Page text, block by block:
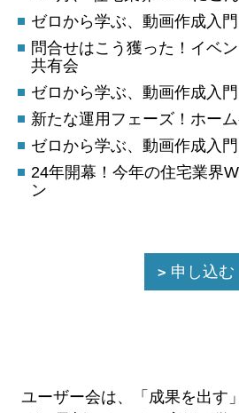
ゼロから学ぶ、動画作成入門
問合せはこう獲った！イベ
共有会
ゼロから学ぶ、動画作成入門
新たな運用フェーズ！ホー
ゼロから学ぶ、動画作成入門
24年開幕！今年の住宅業界
ン
申し込む
ユーザー会は、「成果を出す